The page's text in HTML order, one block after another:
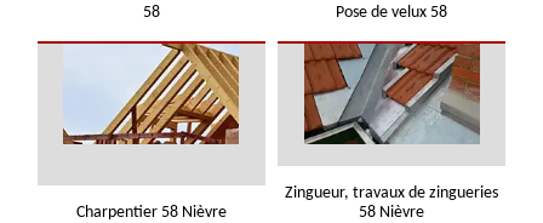
58
Pose de velux 58
Charpentier 58 Nièvre
Zingueur, travaux de zingueries
58 Nièvre